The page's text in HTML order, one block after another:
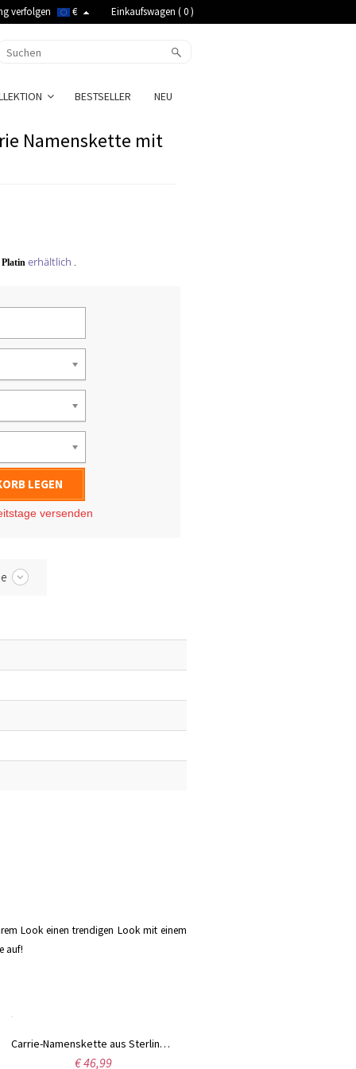
verfolgen € Einkaufswagen (0)
BESTSELLER NEU
Namenskette mit
Platin erhältlich .
LEGEN
versenden
Look einen trendigen Look mit einem
auf!
Carrie-Namenskette aus Sterlingsilber mit Geburtssteinen
€ 46,99